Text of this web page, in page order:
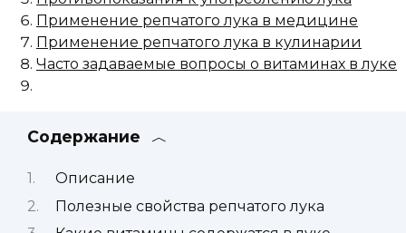
Применение репчатого лука в медицине
Применение репчатого лука в кулинарии
Часто задаваемые вопросы о витаминах в луке
Содержание
Описание
Полезные свойства репчатого лука